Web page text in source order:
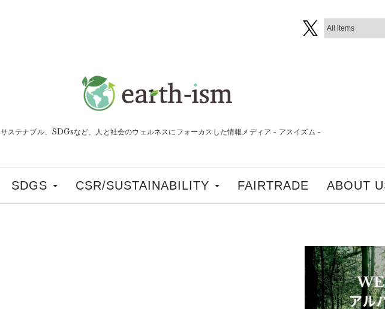
サステナブル、SDGsなど、人と社会のウェルネスにフォーカスした情報メディア - アスイズム -
SDGS CSR/SUSTAINABILITY FAIRTRADE ABOUT